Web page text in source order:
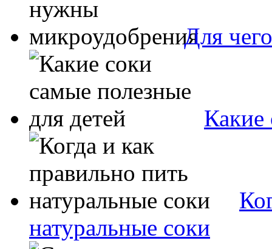
Для
Какие
натуральные соки